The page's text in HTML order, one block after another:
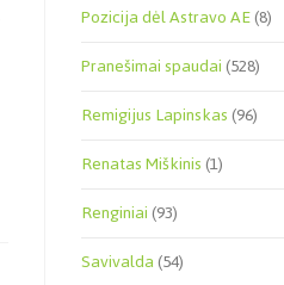
Pozicija dėl Astravo AE(8)
Pranešimai spaudai(528)
Remigijus Lapinskas(96)
Renatas Miškinis(1)
Renginiai(93)
Savivalda(54)